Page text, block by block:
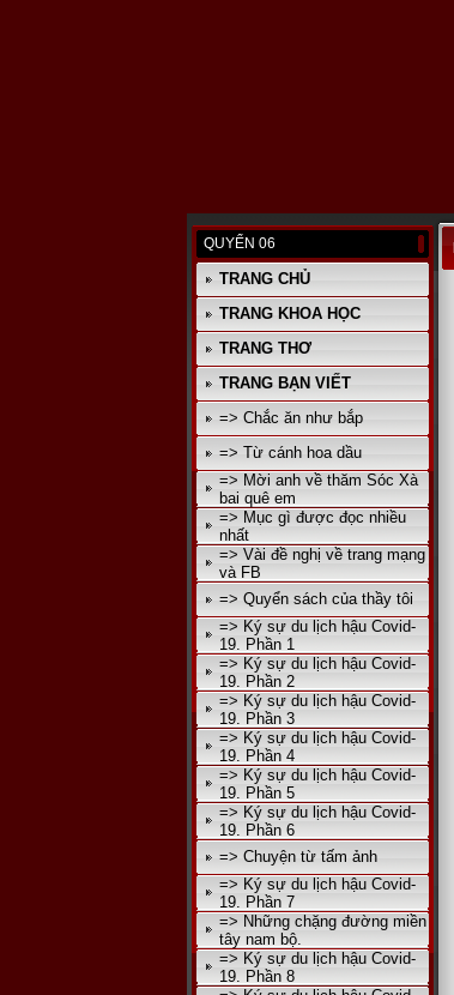
QUYỂN 06
TRANG CHỦ
TRANG KHOA HỌC
TRANG THƠ
TRANG BẠN VIẾT
=> Chắc ăn như bắp
=> Từ cánh hoa dầu
=> Mời anh về thăm Sóc Xà
bai quê em
=> Mục gì được đọc nhiều
nhất
=> Vài đề nghị về trang mạng
và FB
=> Quyển sách của thầy tôi
=> Ký sự du lịch hậu Covid-
19. Phần 1
=> Ký sự du lịch hậu Covid-
19. Phần 2
=> Ký sự du lịch hậu Covid-
19. Phần 3
=> Ký sự du lịch hậu Covid-
19. Phần 4
=> Ký sự du lịch hậu Covid-
19. Phần 5
=> Ký sự du lịch hậu Covid-
19. Phần 6
=> Chuyện từ tấm ảnh
=> Ký sự du lịch hậu Covid-
19. Phần 7
=> Những chặng đường miền
tây nam bộ.
=> Ký sự du lịch hậu Covid-
19. Phần 8